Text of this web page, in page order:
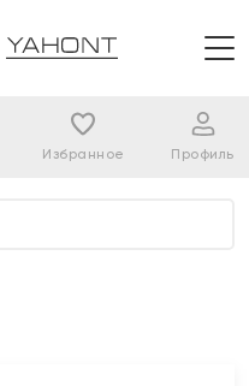
Избранное Профиль